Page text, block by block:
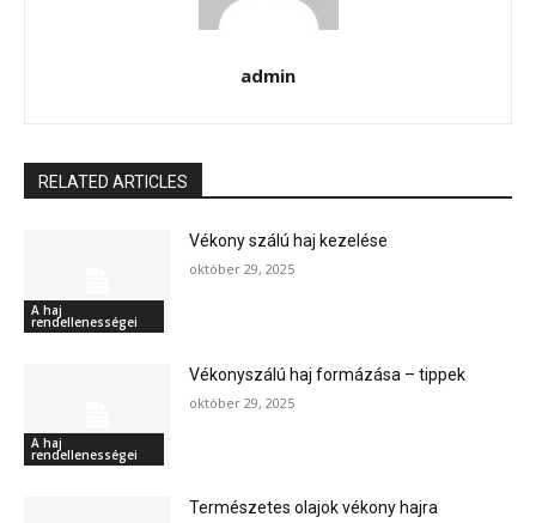
admin
RELATED ARTICLES
A haj
rendellenességei
Vékony szálú haj kezelése
október 29, 2025
A haj
rendellenességei
Vékonyszálú haj formázása – tippek
október 29, 2025
Természetes olajok vékony hajra